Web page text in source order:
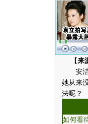
【来
安洁
她从来
法呢？
如何看